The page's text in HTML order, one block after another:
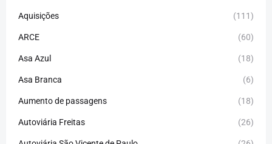
Aquisições (111)
ARCE (60)
Asa Azul (18)
Asa Branca (6)
Aumento de passagens (18)
Autoviária Freitas (26)